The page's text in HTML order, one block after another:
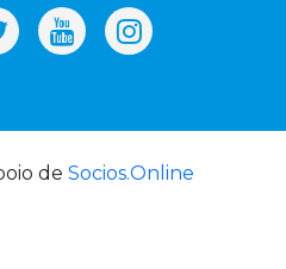
de Socios.Online